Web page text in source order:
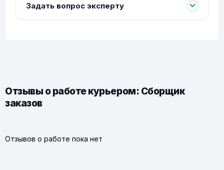
Задать вопрос эксперту
Отзывы о работе курьером: Сборщик
заказов
Отзывов о работе пока нет